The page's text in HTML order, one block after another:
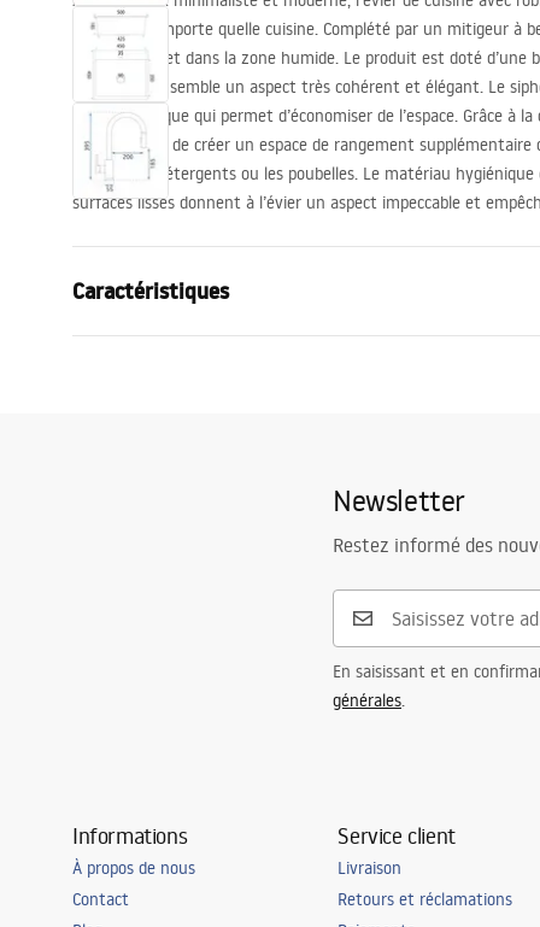
design de n’importe quelle cuisine. Complété par un mitigeur à
travail complet dans la zone humide. Le produit est doté d’une
confère à l’ensemble un aspect très cohérent et élégant. Le
modèle pratique qui permet d’économiser de l’espace. Grâce à
il est possible de créer un espace de rangement supplémentaire
paquets de détergents ou les poubelles. Le matériau
surfaces lisses donnent à l’évier un aspect impeccable et
Caractéristiques
Acier
Acier brossé
joint
fixation
90 mm
Newsletter
Restez informé des
En saisissant et en
générales.
Informations
À propos de nous
Contact
Service client
Livraison
Retours et réclamations